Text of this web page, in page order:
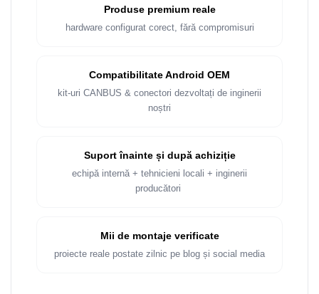
Produse premium reale
hardware configurat corect, fără compromisuri
Compatibilitate Android OEM
kit-uri CANBUS & conectori dezvoltați de inginerii
noștri
Suport înainte și după achiziție
echipă internă + tehnicieni locali + inginerii
producători
Mii de montaje verificate
proiecte reale postate zilnic pe blog și social media